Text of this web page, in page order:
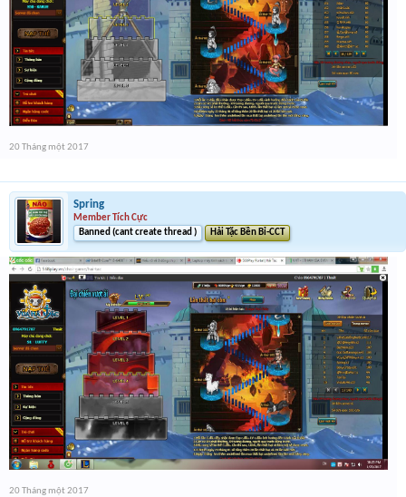
20 Tháng một 2017
Spring
Member Tích Cực
Banned (cant create thread )
Hải Tặc Bền Bỉ-CCT
20 Tháng một 2017